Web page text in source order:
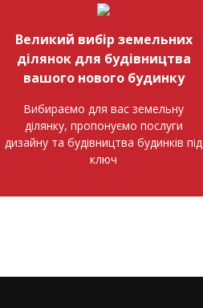
Великий вибір земельних
ділянок для будівництва
вашого нового будинку
Вибираємо для вас земельну
ділянку, пропонуємо послуги
дизайну та будівництва будинків під
ключ